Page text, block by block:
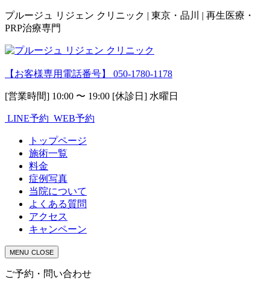
プルージュ リジェン クリニック | 東京・品川 | 再生医療・
PRP治療専門
【お客様専用電話番号】 050-1780-1178
[営業時間] 10:00 〜 19:00 [休診日] 水曜日
LINE予約 WEB予約
トップページ
施術一覧
料金
症例写真
当院について
よくある質問
アクセス
キャンペーン
MENU CLOSE
ご予約・問い合わせ